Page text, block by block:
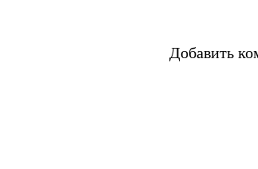
Добавить